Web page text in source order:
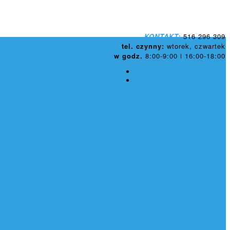
KONTAKT:516 296 309
tel. czynny: wtorek, czwartek
w godz. 8:00-9:00 i 16:00-18:00